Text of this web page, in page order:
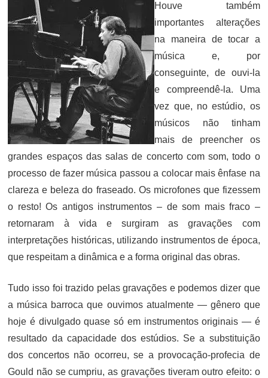
Houve também
importantes alterações
na maneira de tocar a
música e, por
conseguinte, de ouvi-la
e compreendê-la. Uma
vez que, no estúdio, os
músicos não tinham
mais de preencher os
grandes espaços das salas de concerto com som, todo o
processo de fazer música passou a colocar mais ênfase na
clareza e beleza do fraseado. Os microfones que fizessem
o resto! Os antigos instrumentos – de som mais fraco –
retornaram à vida e surgiram as gravações com
interpretações históricas, utilizando instrumentos de época,
que respeitam a dinâmica e a forma original das obras.
Tudo isso foi trazido pelas gravações e podemos dizer que
a música barroca que ouvimos atualmente — gênero que
hoje é divulgado quase só em instrumentos originais — é
resultado da capacidade dos estúdios. Se a substituição
dos concertos não ocorreu, se a provocação-profecia de
Gould não se cumpriu, as gravações tiveram outro efeito: o